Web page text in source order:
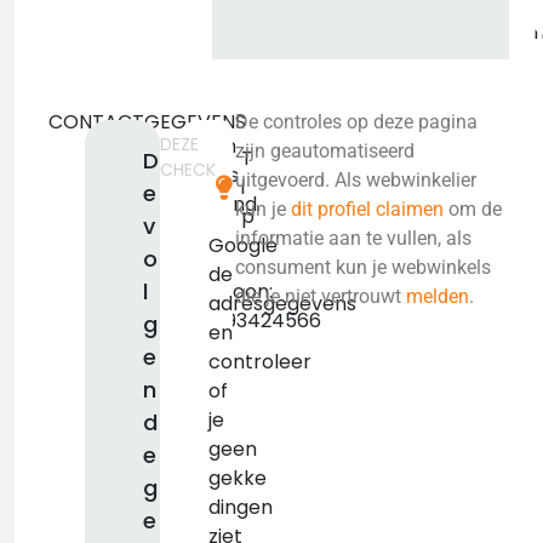
CONTACTGEGEVENS
D
e
v
o
l
g
e
n
d
e
g
e
Geen
adres
bekend.
KVK:
false
Telefoon:
+31793424566
T
i
p
Google
de
adresgegevens
en
controleer
of
je
geen
gekke
dingen
ziet
DEZE
CHECK
De controles op deze pagina
zijn geautomatiseerd
uitgevoerd. Als webwinkelier
kun je dit profiel claimen om de
informatie aan te vullen, als
consument kun je webwinkels
die je niet vertrouwt melden.